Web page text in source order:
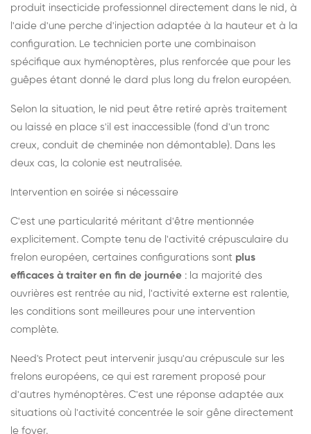
produit insecticide professionnel directement dans le nid, à
l'aide d'une perche d'injection adaptée à la hauteur et à la
configuration. Le technicien porte une combinaison
spécifique aux hyménoptères, plus renforcée que pour les
guêpes étant donné le dard plus long du frelon européen.
Selon la situation, le nid peut être retiré après traitement
ou laissé en place s'il est inaccessible (fond d'un tronc
creux, conduit de cheminée non démontable). Dans les
deux cas, la colonie est neutralisée.
Intervention en soirée si nécessaire
C'est une particularité méritant d'être mentionnée
explicitement. Compte tenu de l'activité crépusculaire du
frelon européen, certaines configurations sont plus
efficaces à traiter en fin de journée : la majorité des
ouvrières est rentrée au nid, l'activité externe est ralentie,
les conditions sont meilleures pour une intervention
complète.
Need's Protect peut intervenir jusqu'au crépuscule sur les
frelons européens, ce qui est rarement proposé pour
d'autres hyménoptères. C'est une réponse adaptée aux
situations où l'activité concentrée le soir gêne directement
le foyer.